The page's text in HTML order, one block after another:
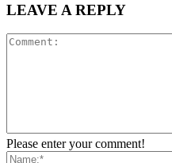
LEAVE A REPLY
Please enter your comment!